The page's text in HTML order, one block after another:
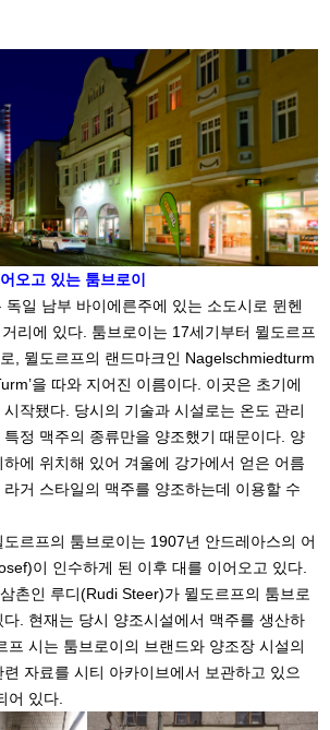
오고 있는 툼브로이
일 남부 바이에른주에 있는 소도시로 뮌헨
리에 있다. 툼브로이는 17세기부터 뮐도르프
, 뮐도르프의 랜드마크인 Nagelschmiedturm
을 따와 지어진 이름이다. 이곳은 초기에
작됐다. 당시의 기술과 시설로는 온도 관리
정 맥주의 종류만을 양조했기 때문이다. 양
에 위치해 있어 겨울에 강가에서 얻은 어름
거 스타일의 맥주를 양조하는데 이용할 수
르프의 툼브로이는 1907년 안드레아스의 어
이 인수하게 된 이후 대를 이어오고 있다.
촌인 루디(Rudi Steer)가 뮐도르프의 툼브로
. 현재는 당시 양조시설에서 맥주를 생산하
프 시는 툼브로이의 브랜드와 양조장 시설의
자료를 시티 아카이브에서 보관하고 있으
어 있다.